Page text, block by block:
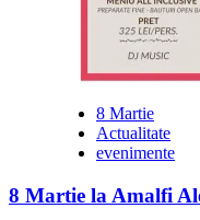
Zocalo
Ballroom
8 Martie
Actualitate
evenimente
8 Martie la Amalfi